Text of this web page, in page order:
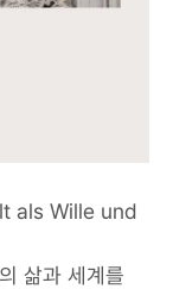
als Wille und
삶과 세계를